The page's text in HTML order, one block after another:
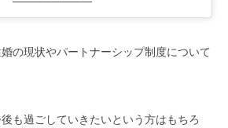
の現状やパートナーシップ制度について
も過ごしていきたいという方はもちろ